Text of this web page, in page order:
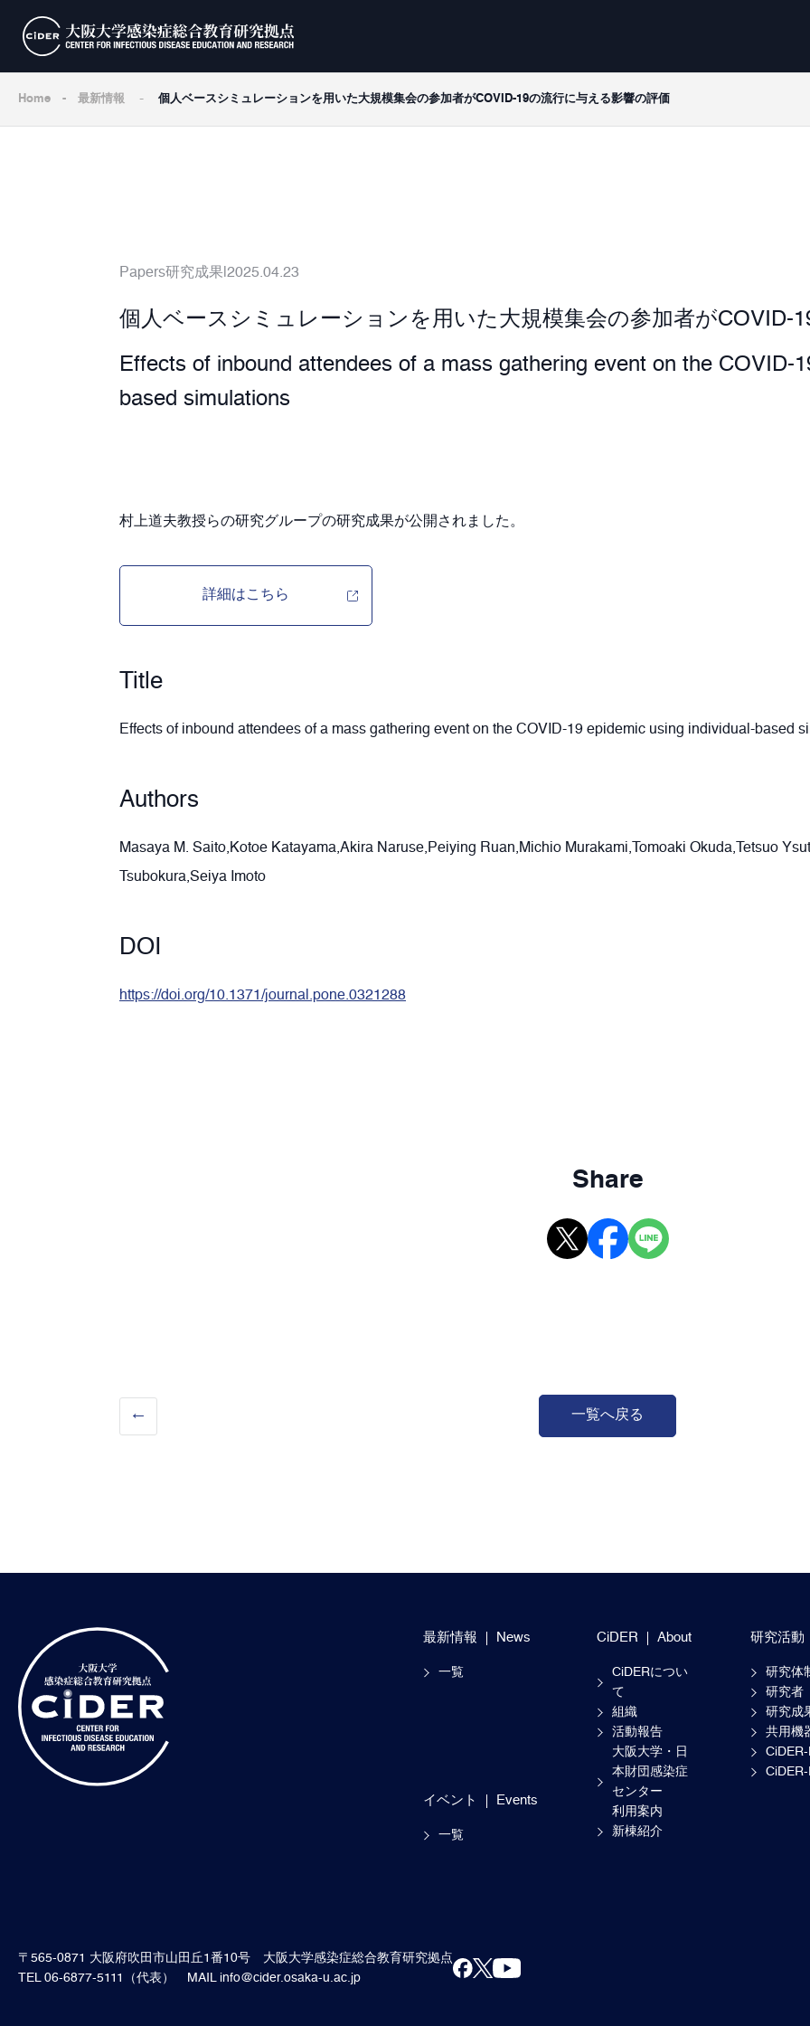
Home - 最新情報 - 個人ベースシミュレーションを用いた大規模集会の参加者がCOVID-19の流行に与える影響の評価
Papers研究成果 2025.04.23
個人ベースシミュレーションを用いた大規模集会の参加者がCOVID-
Effects of inbound attendees of a mass gathering event on the COVID-
based simulations
村上道夫教授らの研究グループの研究成果が公開されました。
詳細はこちら
Title
Effects of inbound attendees of a mass gathering event on the COVID-19 epidemic using individual-based
Authors
Masaya M. Saito,Kotoe Katayama,Akira Naruse,Peiying Ruan,Michio Murakami,Tomoaki Okuda,Tetsuo
Tsubokura,Seiya Imoto
DOI
https://doi.org/10.1371/journal.pone.0321288
Share
一覧へ戻る
最新情報 News
一覧
イベント Events
一覧
CiDER About
CiDERについ
て
組織
活動報告
大阪大学・日
本財団感染症
センター
利用案内
新棟紹介
研究活動
研究体
研究者
研究成
共用機
〒565-0871 大阪府吹田市山田丘1番10号 大阪大学感染症総合教育研究拠点
TEL 06-6877-5111（代表）
MAILinfo@cider.osaka-u.ac.jp